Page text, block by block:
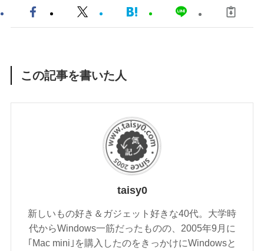
この記事を書いた人
taisy0
新しいもの好き＆ガジェット好きな40代。大学時
代からWindows一筋だったものの、2005年9月に
｢Mac mini｣を購入したのをきっかけにWindowsと